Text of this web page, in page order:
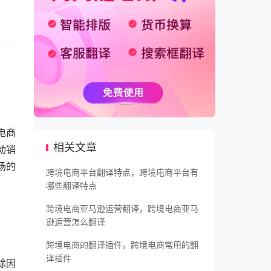
商
销
的
因
相关文章
跨境电商平台翻译特点，跨境电商平台有
哪些翻译特点
跨境电商亚马逊运营翻译，跨境电商亚马
逊运营怎么翻译
跨境电商的翻译插件，跨境电商常用的翻
译插件